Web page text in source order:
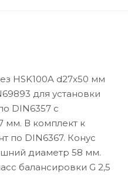
HSK100A d27x50 мм
для установки
DIN6357 с
мм. В комплект к
по DIN6367. Конус
диаметр 58 мм.
балансировки G 2,5